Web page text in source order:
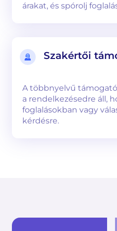
árakat, és spórolj
Szakértői
A többnyelvű
a rendelkezésedre áll,
foglalásokban vagy
kérdésre.